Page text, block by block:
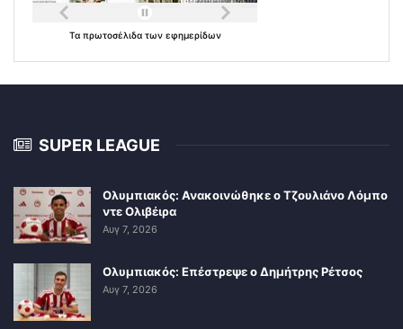
Τα πρωτοσέλιδα των εφημερίδων
SUPER LEAGUE
Ολυμπιακός: Ανακοινώθηκε ο Τζουλιάνο Λόμπο
ντε Ολιβέιρα
Αυγ 7, 2026
Ολυμπιακός: Επέστρεψε ο Δημήτρης Ρέτσος
Αυγ 7, 2026